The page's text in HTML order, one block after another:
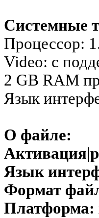
Системные
Процессор:
Video: с
2 GB RAM
Язык
О файле:
Язык
Формат
Платформа: